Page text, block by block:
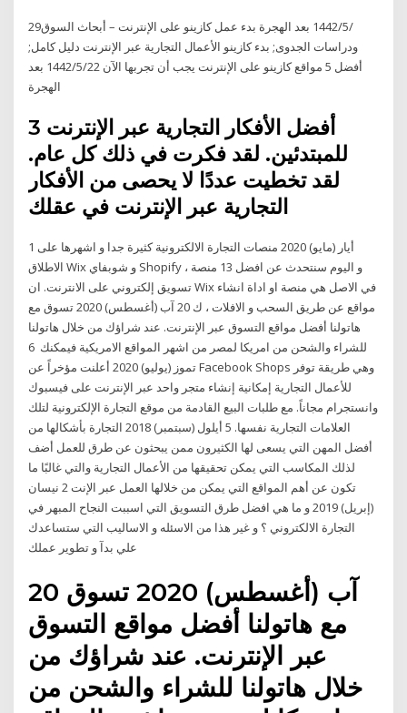
29‏‏/5‏‏/1442 بعد الهجرة بدء عمل كازينو على الإنترنت – أبحاث السوق
ودراسات الجدوى; بدء كازينو الأعمال التجارية عبر الإنترنت دليل كامل;
أفضل 5 مواقع كازينو على الإنترنت يجب أن تجربها الآن 22‏‏/5‏‏/1442 بعد
الهجرة
3 أفضل الأفكار التجارية عبر الإنترنت
للمبتدئين. لقد فكرت في ذلك كل عام.
لقد تخطيت عددًا لا يحصى من الأفكار
التجارية عبر الإنترنت في عقلك
1 أيار (مايو) 2020 منصات التجارة الالكترونية كثيرة جدا و اشهرها على
الاطلاق Wix و شوبفاي Shopify ، و اليوم سنتحدث عن افضل 13 منصة
تسويق إلكتروني على الانترنت. ان Wix في الاصل هي منصة او اداة انشاء
مواقع عن طريق السحب و الافلات ، ك 20 آب (أغسطس) 2020 تسوق مع
هاتولنا أفضل مواقع التسوق عبر الإنترنت. عند شراؤك من خلال هاتولنا
للشراء والشحن من امريكا لمصر من اشهر المواقع الامريكية فيمكنك 6
تموز (يوليو) 2020 أعلنت مؤخراً عن Facebook Shops وهي طريقة توفر
للأعمال التجارية إمكانية إنشاء متجر واحد عبر الإنترنت على فيسبوك
وانستجرام مجاناً. مع طلبات البيع القادمة من موقع التجارة الإلكترونية لتلك
العلامات التجارية نفسها. 5 أيلول (سبتمبر) 2018 التجارة بأشكالها من
أفضل المهن التي يسعى لها الكثيرون ممن يبحثون عن طرق للعمل أضف
لذلك المكاسب التي يمكن تحقيقها من الأعمال التجارية والتي غالبًا ما
تكون عن أهم المواقع التي يمكن من خلالها العمل عبر الإنت 2 نيسان
(إبريل) 2019 و ما هي افضل طرق التسويق التي اسببت النجاح المبهر في
التجارة الالكتروني ؟ و غير هذا من الاسئله و الاساليب التي ستساعدك
20 آب (أغسطس) 2020 تسوق
مع هاتولنا أفضل مواقع التسوق
عبر الإنترنت. عند شراؤك من
خلال هاتولنا للشراء والشحن من